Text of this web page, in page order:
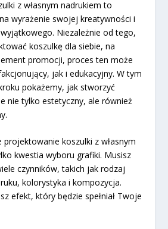
z własnym nadrukiem to
wyrażenie swojej kreatywności i
Niezależnie od tego,
koszulkę dla siebie, na
promocji, proces ten może
jak i edukacyjny. W tym
pokażemy, jak stworzyć
nie tylko estetyczny, ale również
koszulki z własnym
kwestia wyboru grafiki. Musisz
czynników, takich jak rodzaj
kolorystyka i kompozycja.
efekt, który będzie spełniał Twoje